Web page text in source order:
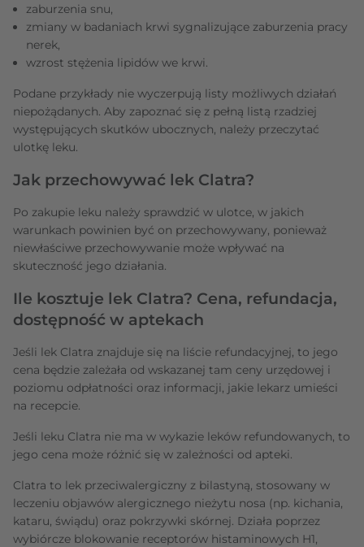
zaburzenia snu,
zmiany w badaniach krwi sygnalizujące zaburzenia pracy
nerek,
wzrost stężenia lipidów we krwi.
Podane przykłady nie wyczerpują listy możliwych działań
niepożądanych. Aby zapoznać się z pełną listą rzadziej
występujących skutków ubocznych, należy przeczytać
ulotkę leku.
Jak przechowywać lek Clatra?
Po zakupie leku należy sprawdzić w ulotce, w jakich
warunkach powinien być on przechowywany, ponieważ
niewłaściwe przechowywanie może wpływać na
skuteczność jego działania.
Ile kosztuje lek Clatra? Cena, refundacja,
dostępność w aptekach
Jeśli lek Clatra znajduje się na liście refundacyjnej, to jego
cena będzie zależała od wskazanej tam ceny urzędowej i
poziomu odpłatności oraz informacji, jakie lekarz umieści
na recepcie.
Jeśli leku Clatra nie ma w wykazie leków refundowanych, to
jego cena może różnić się w zależności od apteki.
Clatra to lek przeciwalergiczny z bilastyną, stosowany w
leczeniu objawów alergicznego nieżytu nosa (np. kichania,
kataru, świądu) oraz pokrzywki skórnej. Działa poprzez
wybiórcze blokowanie receptorów histaminowych H1,